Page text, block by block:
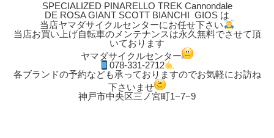
SPECIALIZED PINARELLO TREK Cannondale
DE ROSA GIANT SCOTT BIANCHI GIOS は
当店ヤマダサイクルセンターにお任せ下さい
当店お買い上げ自転車のメンテナンスは永久無料でさせて頂
いております
ヤマダサイクルセンター
078-331-2712
各ブランドの予約なども承っておりますのでお気軽にお訪ね
下さいませ
神戸市中央区三ノ宮町1−7−9